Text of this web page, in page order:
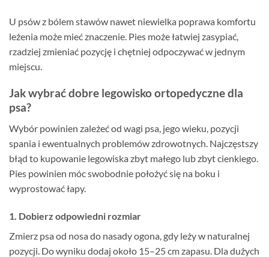
U psów z bólem stawów nawet niewielka poprawa komfortu
leżenia może mieć znaczenie. Pies może łatwiej zasypiać,
rzadziej zmieniać pozycję i chętniej odpoczywać w jednym
miejscu.
Jak wybrać dobre legowisko ortopedyczne dla
psa?
Wybór powinien zależeć od wagi psa, jego wieku, pozycji
spania i ewentualnych problemów zdrowotnych. Najczęstszy
błąd to kupowanie legowiska zbyt małego lub zbyt cienkiego.
Pies powinien móc swobodnie położyć się na boku i
wyprostować łapy.
1. Dobierz odpowiedni rozmiar
Zmierz psa od nosa do nasady ogona, gdy leży w naturalnej
pozycji. Do wyniku dodaj około 15–25 cm zapasu. Dla dużych